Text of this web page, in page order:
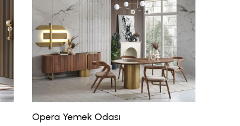
Opera Yemek Odası